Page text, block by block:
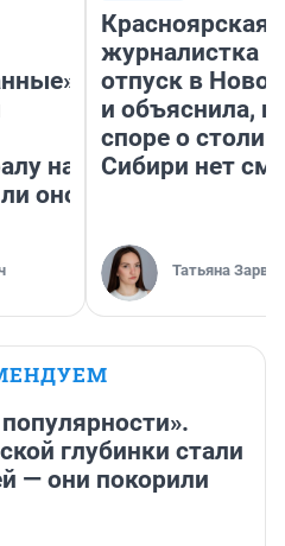
на
оно
Красноярская
журналистка
отпуск в
и объяснила,
споре о
Сибири нет
Татьяна Зарва
глубинки стали
— они покорили